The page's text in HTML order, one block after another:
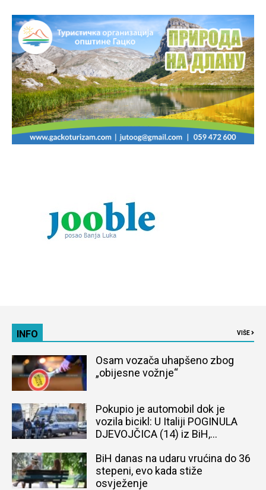
INFO VIŠE
Osam vozača uhapšeno zbog
„obijesne vožnje“
Pokupio je automobil dok je
vozila bicikl: U Italiji POGINULA
DJEVOJČICA (14) iz BiH,
BiH danas na udaru vrućina do 36
stepeni, evo kada stiže
osvježenje